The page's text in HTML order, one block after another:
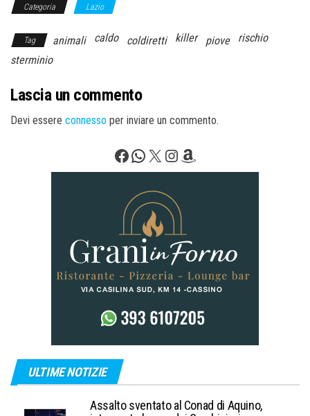
Categoria Lazio
Tag animali caldo coldiretti killer piove
rischio
sterminio
Lascia un commento
Devi essere connesso per inviare un commento.
Facebook
WhatsApp
X Instagram
Amazon
ULTIME NOTIZIE
Assalto sventato al Conad di Aquino,